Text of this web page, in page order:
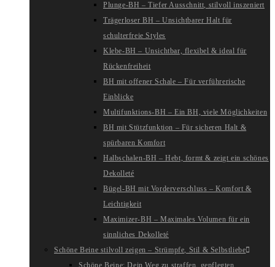
Plunge-BH – Tiefer Ausschnitt, stilvoll inszeniert
Trägerloser BH – Unsichtbarer Halt für
schulterfreie Styles
Klebe-BH – Unsichtbar, flexibel & ideal für
Rückenfreiheit
BH mit offener Schale – Für verführerische
Einblicke
Multifunktions-BH – Ein BH, viele Möglichkeiten
BH mit Stützfunktion – Für sicheren Halt &
spürbaren Komfort
Halbschalen-BH – Hebt, formt & zeigt ein schönes
Dekolleté
Bügel-BH mit Vorderverschluss – Komfort &
Leichtigkeit
Maximizer-BH – Maximales Volumen für ein
sinnliches Dekolleté
Schöne Beine stilvoll zeigen – Strümpfe, Stil & Selbstliebe
Schöne Beine: Dein Weg zu straffen, gepflegten